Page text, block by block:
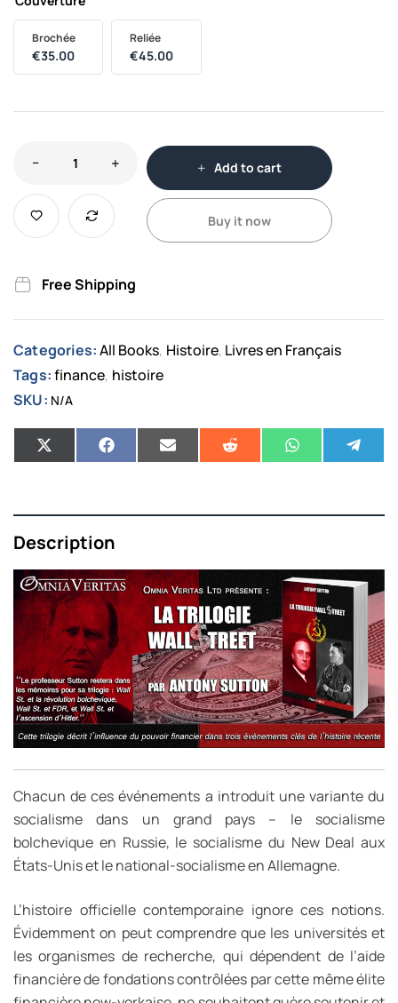
Brochée
€35.00
Reliée
€45.00
Add to cart
Buy it now
Free Shipping
Categories: All Books, Histoire, Livres en Français
Tags:finance, histoire
SKU: N/A
Description
Chacun de ces événements a introduit une variante du
socialisme dans un grand pays – le socialisme
bolchevique en Russie, le socialisme du New Deal aux
États-Unis et le national-socialisme en Allemagne.
L’histoire officielle contemporaine ignore ces notions.
Évidemment on peut comprendre que les universités et
les organismes de recherche, qui dépendent de l’aide
financière de fondations contrôlées par cette même élite